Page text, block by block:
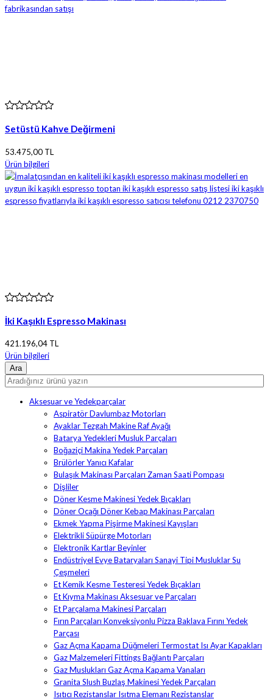
Setüstü Kahve Değirmeni
53.475,00 TL
Ürün bilgileri
İki Kaşıklı Espresso Makinası
421.196,04 TL
Ürün bilgileri
Aksesuar ve Yedekparçalar
Aspiratör Davlumbaz Motorları
Ayaklar Tezgah Makine Raf Ayağı
Batarya Yedekleri Musluk Parçaları
Boğaziçi Makina Yedek Parçaları
Brülörler Yanıcı Kafalar
Bulaşık Makinası Parçaları Zaman Saati Pompası
Dişliler
Döner Kesme Makinesi Yedek Bıçakları
Döner Ocağı Döner Kebap Makinası Parçaları
Ekmek Yapma Pişirme Makinesi Kayışları
Elektrikli Süpürge Motorları
Elektronik Kartlar Beyinler
Endüstriyel Evye Bataryaları Sanayi Tipi Musluklar Su
Çeşmeleri
Et Kemik Kesme Testeresi Yedek Bıçakları
Et Kıyma Makinası Aksesuar ve Parçaları
Et Parçalama Makinesi Parçaları
Fırın Parçaları Konveksiyonlu Pizza Baklava Fırını Yedek
Parçası
Gaz Açma Kapama Düğmeleri Termostat Isı Ayar Kapakları
Gaz Malzemeleri Fittings Bağlantı Parçaları
Gaz Muslukları Gaz Açma Kapama Vanaları
Granita Slush Buzlaş Makinesi Yedek Parçaları
Isıtıcı Rezistanslar Isıtma Elemanı Rezistanslar